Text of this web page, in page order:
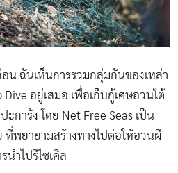
น ฉันเห็นการรวมกลุ่มกันของเหล่า
อยู่เสมอ เพื่อเก็บกู้เศษอวนใต้
การัง โดย Net Free Seas เป็น
ที่พยายามสร้างทางไปต่อให้อวนผี
นำไปรีไซเคิล